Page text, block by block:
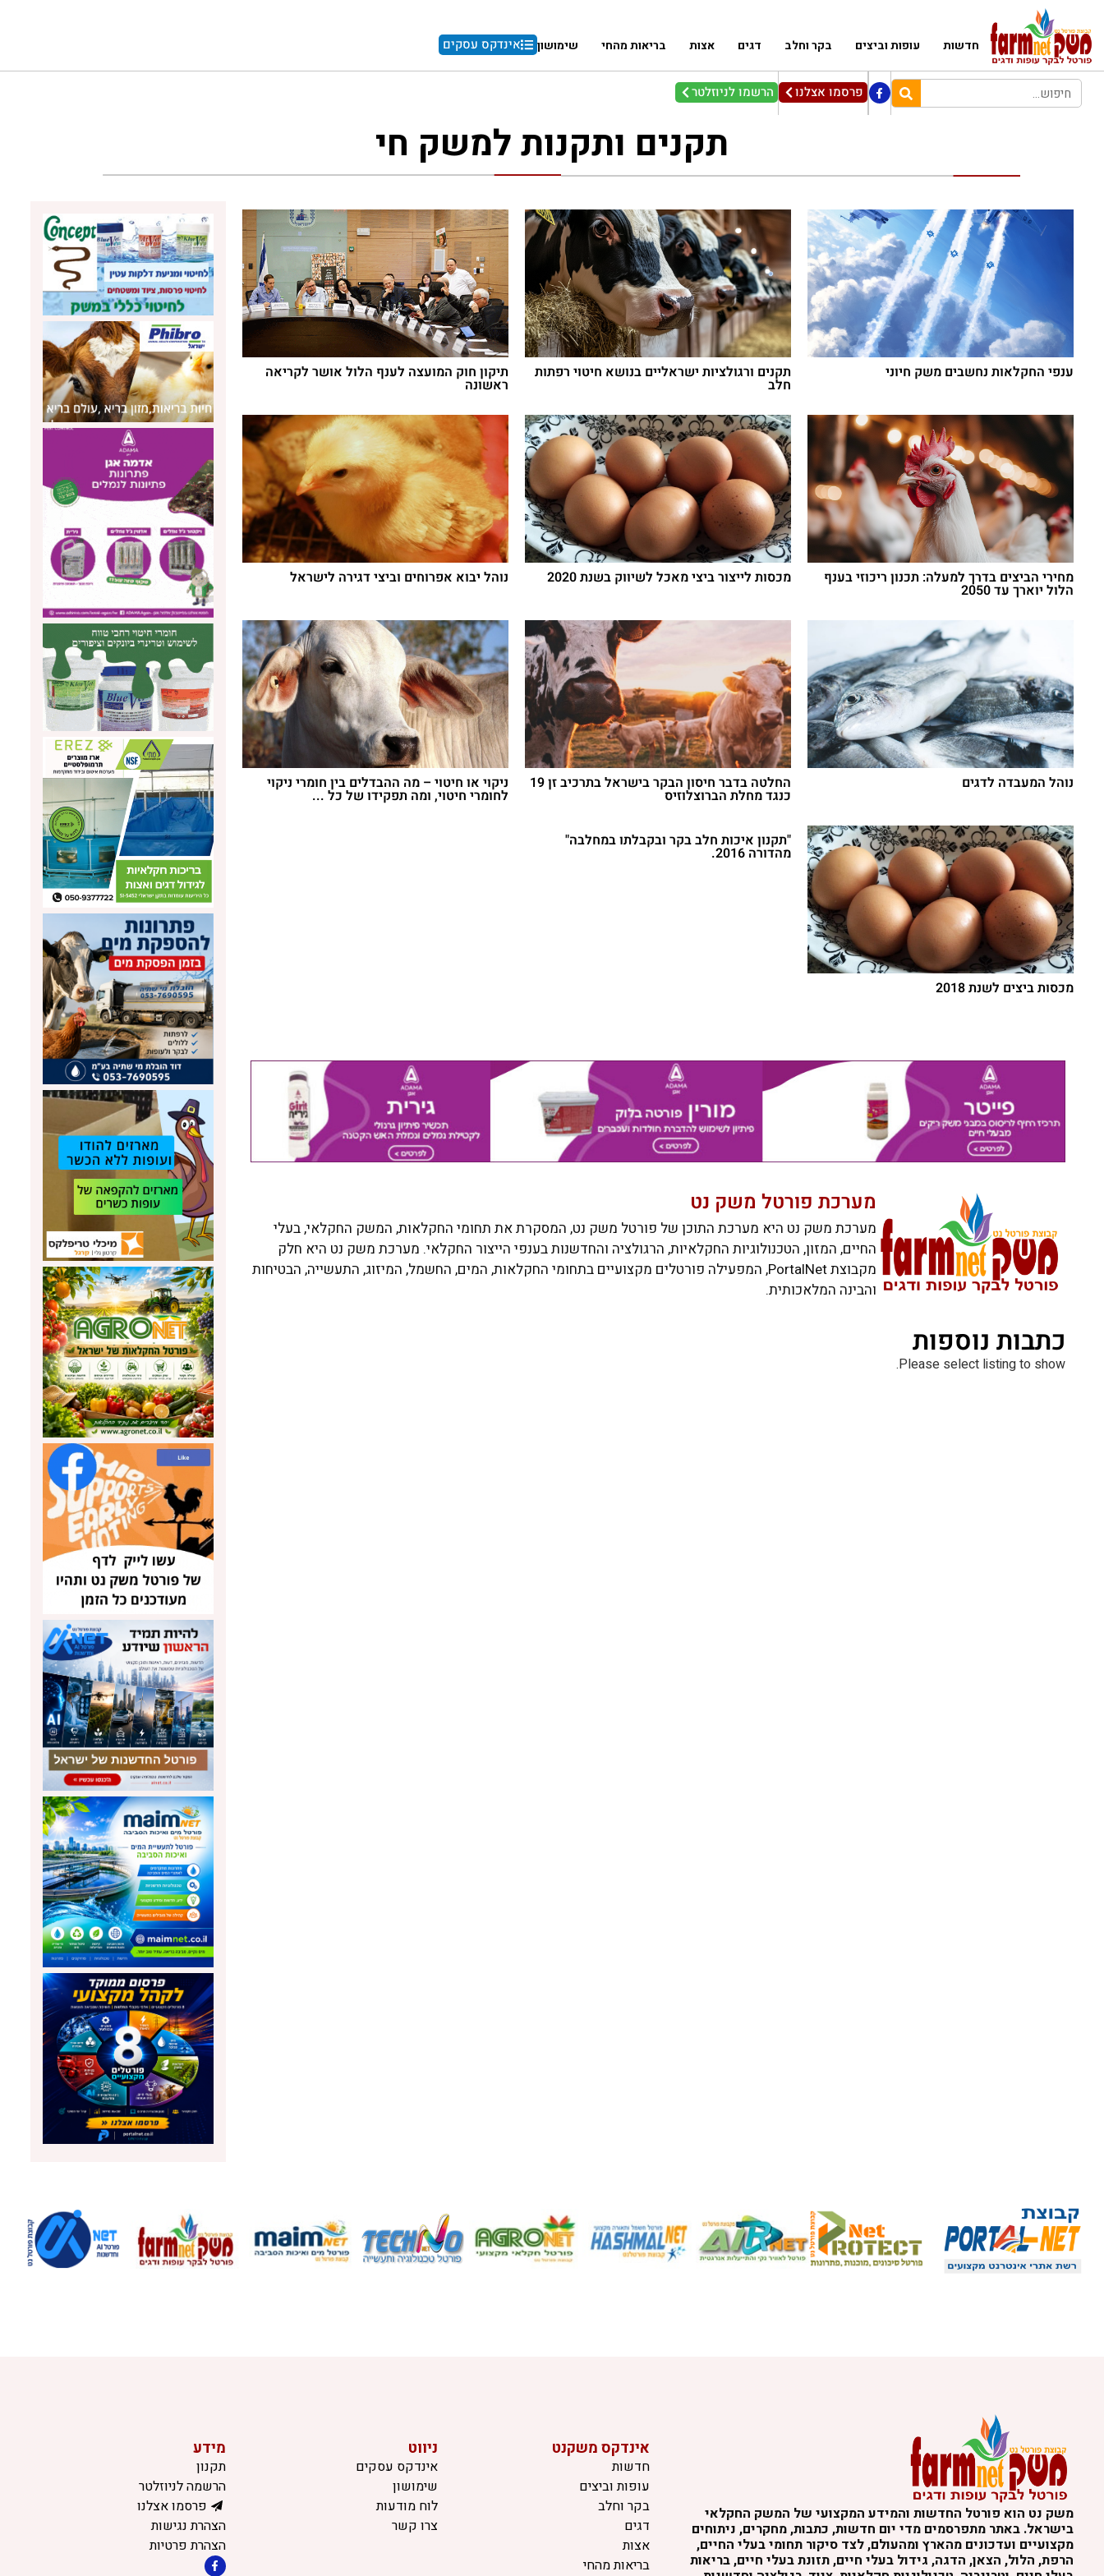
חדשות עופות וביצים בקר וחלב דגים אצות בריאות מהחי שימושון אינדקס עסקים
פרסמו אצלנו הרשמו לניוזלטר
תקנים ותקנות למשק חי
ענפי החקלאות נחשבים משק חיוני תקנים ורגולציות ישראליים בנושא חיטוי רפתות
חלב
תיקון חוק המועצה לענף הלול אושר לקריאה
ראשונה
מחירי הביצים בדרך למעלה: תכנון ריכוזי בענף
הלול יוארך עד 2050
מכסות לייצור ביצי מאכל לשיווק בשנת 2020 נוהל יבוא אפרוחים וביצי דגירה לישראל
נוהל המעבדה לדגים החלטה בדבר חיסון הבקר בישראל בתרכיב זן 19
כנגד מחלת הברוצלוזיס
ניקוי או חיטוי – מה ההבדלים בין חומרי ניקוי
לחומרי חיטוי, ומה תפקידו של כל ...
מכסות ביצים לשנת 2018
"תקנון איכות חלב בקר ובקבלתו במחלבה"
מהדורה 2016.
מערכת פורטל משק נט
מערכת משק נט היא מערכת התוכן של פורטל משק נט, המסקרת את תחומי החקלאות, המשק החקלאי, בעלי
החיים, המזון, הטכנולוגיות החקלאיות, הרגולציה והחדשנות בענפי הייצור החקלאי. מערכת משק נט היא חלק
מקבוצת PortalNet, המפעילה פורטלים מקצועיים בתחומי החקלאות, המים, החשמל, המיזוג, התעשייה, הבטיחות
והבינה המלאכותית.
כתבות נוספות
Please select listing to show.
משק נט הוא פורטל החדשות והמידע המקצועי של המשק החקלאי
בישראל. באתר מתפרסמים מדי יום חדשות, כתבות, מחקרים, ניתוחים
מקצועיים ועדכונים מהארץ ומהעולם, לצד סיקור תחומי בעלי החיים,
הרפת, הלול, הצאן, הדגה, גידול בעלי חיים, תזונת בעלי חיים, בריאות
אינדקס משקנט
חדשות
עופות וביצים
בקר וחלב
דגים
אצות
בריאות מהחי
ניווט
אינדקס עסקים
שימושון
לוח מודעות
צרו קשר
מידע
תקנון
הרשמה לניוזלטר
פרסמו אצלנו
הצהרת נגישות
הצהרת פרטיות